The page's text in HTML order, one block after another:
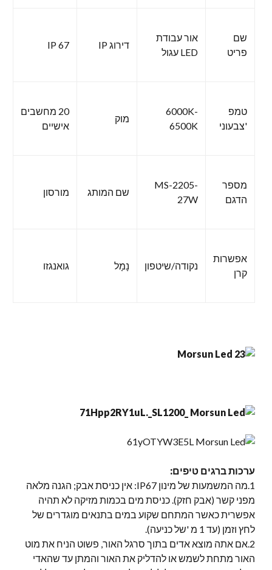
שם
פריט
אור עבודת
LED עגול
דירוג IP IP 67
טמפ
'צבעוני
6000K-
6500K
מוק
20 מחשבים
אישיים
מספר
הדגם
MS-2205-
27W
שם המותג מורסון
אפשרות
קרן
נקודה/שיטפון נָמָל גואנגזו
ערכות ברגים טיפים:
1.מה המשמעות של מינון IP67: אין כניסת אבק; הגנה מלאה
מפני קשר (אבק חזק). כניסת מים בכמות מזיקה לא תהיה
אפשרית כאשר המתחם שקוע במים בתנאים מוגדרים של
לחץ וזמן (עד 1 מ 'של כניעה).
2.אם אתה מוצא אדים בתוך סרגל האור, פשוט הניח את מוט
האור מתחת לשמש או להדליק את האור והמתן עד שהאדי